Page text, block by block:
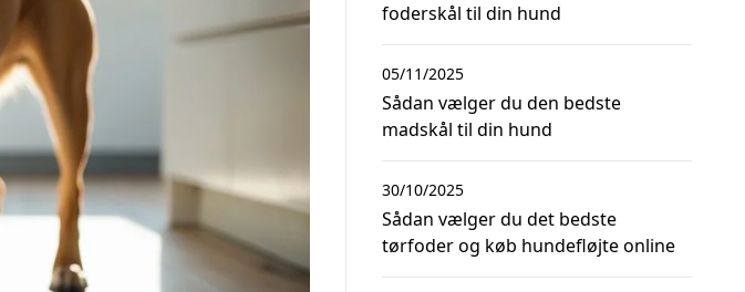
foderskål til din hund
Sådan vælger du den bedste
madskål til din hund
05/11/2025
Sådan vælger du det bedste
tørfoder og køb hundefløjte online
30/10/2025